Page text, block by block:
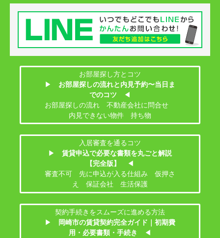
お部屋探し方とコツ
▶
お部屋探しの流れと内見予約〜当日ま
でのコツ
◀
お部屋探しの流れ 不動産会社に問合せ
内見できない物件 持ち物
入居審査を通るコツ
▶
賃貸申込で必要な書類を丸ごと解説
【完全版】
◀
審査不可 先に申込が入る仕組み 仮押さ
え 保証会社 生活保護
契約手続きをスムーズに進める方法
▶
岡崎市の賃貸契約完全ガイド｜初期費
用・必要書類・手続き
◀